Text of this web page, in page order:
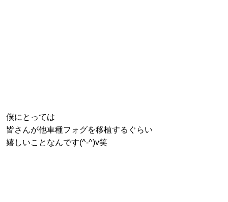
僕にとっては
皆さんが他車種フォグを移植するぐらい
嬉しいことなんです(^-^)v笑